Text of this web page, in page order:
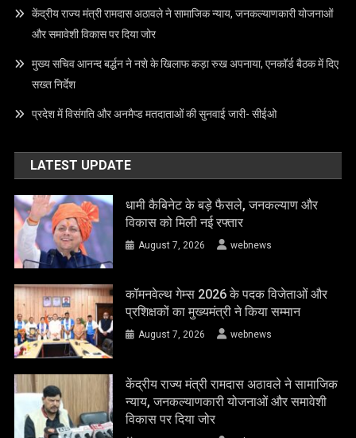
केंद्रीय राज्य मंत्री रामदास अठावले ने सामाजिक न्याय, जनकल्याणकारी योजनाओं
और समावेशी विकास पर दिया जोर
मुख्य सचिव आनन्द बर्द्धन ने नशे के खिलाफ कड़ा रुख अपनाया, एनकॉर्ड बैठक में दिए
सख्त निर्देश
प्रदेश में विसंगति और अनमैप्ड मतदाताओं की सुनवाई जारी- सीईओ
LATEST UPDATE
धामी कैबिनेट के बड़े फैसले, जनकल्याण और
विकास को मिली नई रफ्तार
August 7, 2026 webnews
कॉमनवेल्थ गेम्स 2026 के पदक विजेताओं और
प्रशिक्षकों का मुख्यमंत्री ने किया सम्मान
August 7, 2026 webnews
केंद्रीय राज्य मंत्री रामदास अठावले ने सामाजिक
न्याय, जनकल्याणकारी योजनाओं और समावेशी
विकास पर दिया जोर